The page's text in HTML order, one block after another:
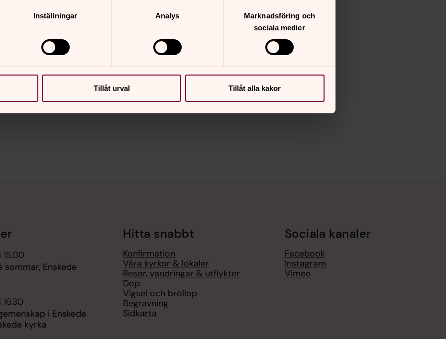
Inställningar Analys
Marknadsföring och
sociala medier
Tillåt urval Tillåt alla kakor
15.00
sommar, Enskede
i Enskede
kyrka
Hitta snabbt
Konfirmation
Våra kyrkor & lokaler
Resor, vandringar & utflykter
Dop
Vigsel och bröllop
Begravning
Sidkarta
Sociala kanaler
Facebook
Instagram
Vimeo